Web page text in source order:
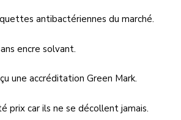
antibactériennes du marché.
encre solvant.
une accréditation Green Mark.
prix car ils ne se décollent jamais.